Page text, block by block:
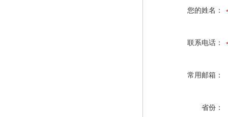
您的姓名：
联系电话：
常用邮箱：
省份：